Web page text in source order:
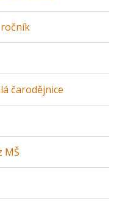
ročník
čarodějnice
MŠ